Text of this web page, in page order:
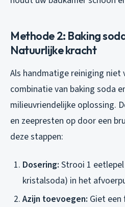
Methode 2: Baking
Natuurlijke kracht
Als handmatige reiniging
combinatie van baking soda
milieuvriendelijke oplossing.
en zeepresten op door een
deze stappen:
Dosering: Strooi 1
kristalsoda) in het
Azijn toevoegen: Giet